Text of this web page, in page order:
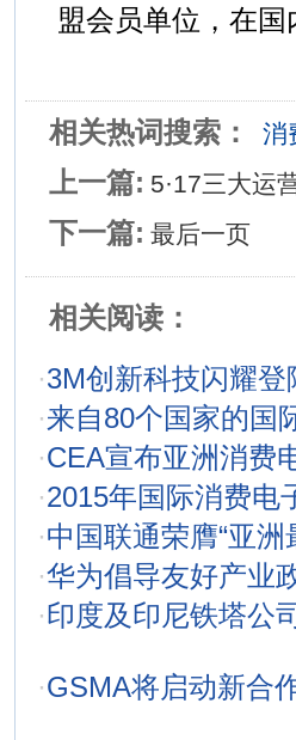
盟会员单位，在
相关热词搜索： 消
上一篇: 5·17三大运
下一篇: 最后一页
相关阅读：
·3M创新科技闪耀
·来自80个国家的国
·CEA宣布亚洲消费
·2015年国际消费电
·中国联通荣膺“亚洲
·华为倡导友好产业
·印度及印尼铁塔公
·GSMA将启动新合